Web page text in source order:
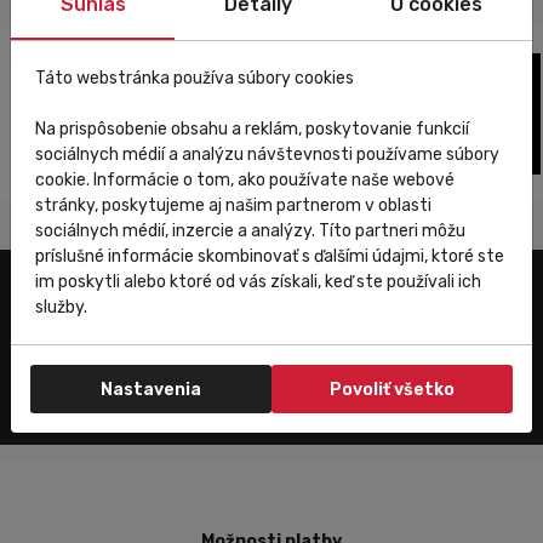
Zákaznícky servis
Táto webstránka používa súbory cookies
Na prispôsobenie obsahu a reklám, poskytovanie funkcií
sociálnych médií a analýzu návštevnosti používame súbory
cookie. Informácie o tom, ako používate naše webové
stránky, poskytujeme aj našim partnerom v oblasti
sociálnych médií, inzercie a analýzy. Títo partneri môžu
príslušné informácie skombinovať s ďalšími údajmi, ktoré ste
im poskytli alebo ktoré od vás získali, keď ste používali ich
služby.
Nastavenia Povoliť všetko